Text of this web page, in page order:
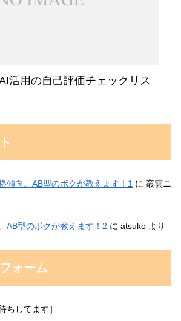
活用の自己評価チェックリス
傾向。AB型のボクが教えます！1 に 叢雲ニ
AB型のボクが教えます！2 に atsuko より
ォーム
ちしてます］